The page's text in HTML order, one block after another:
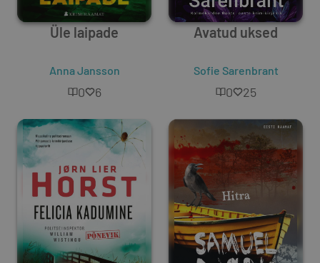
Üle laipade
Anna Jansson
0 6
Avatud uksed
Sofie Sarenbrant
0 25